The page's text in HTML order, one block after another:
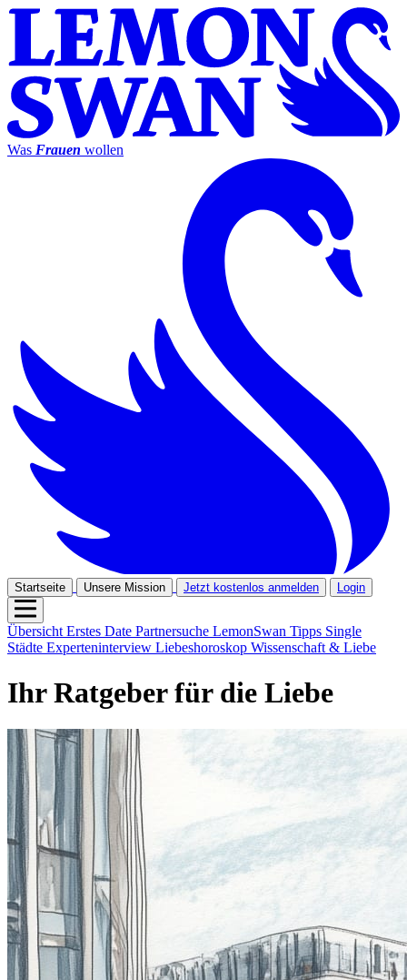
Was Frauen wollen
Startseite Unsere Mission Jetzt kostenlos anmelden Login
ÜbersichtErstes Date Partnersuche LemonSwan Tipps Single
Städte Experteninterview Liebeshoroskop Wissenschaft & Liebe
Ihr Ratgeber für die Liebe